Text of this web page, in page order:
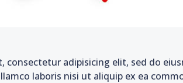
consectetur adipisicing elit, sed do
laboris nisi ut aliquip ex ea